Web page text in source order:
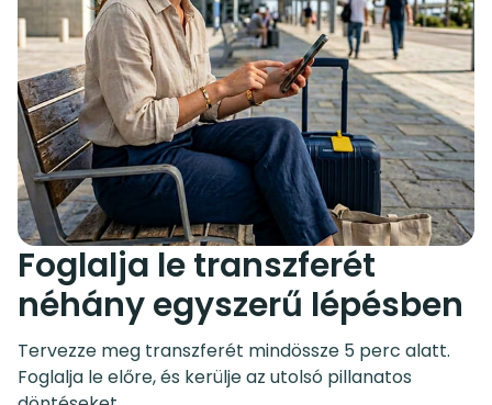
Foglalja le transzferét
néhány egyszerű lépésben
Tervezze meg transzferét mindössze 5 perc alatt.
Foglalja le előre, és kerülje az utolsó pillanatos